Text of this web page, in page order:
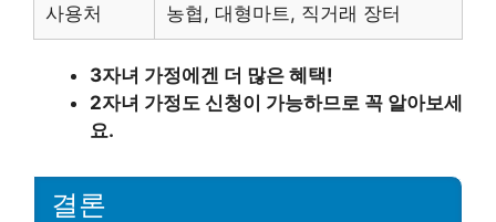
사용처 농협, 대형마트, 직거래 장터
3자녀 가정에겐 더 많은 혜택!
2자녀 가정도 신청이 가능하므로 꼭 알아보세
요.
결론